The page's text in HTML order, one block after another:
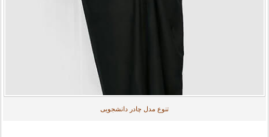
تنوع مدل چادر دانشجویی